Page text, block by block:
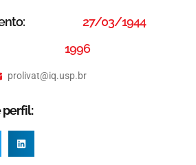
27/03/1944
1996
prolivat@iq.usp.br
perfil: